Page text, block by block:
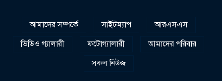
আমাদের সম্পর্কে সাইটম্যাপ
আরএসএস
ভিডিও গ্যালারী
ফটোগ্যালারী
আমাদের পরিবার
সকল নিউজ